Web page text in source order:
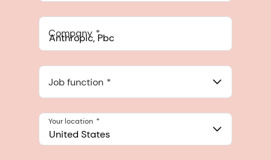
Company
548 Market St Pmb 90375, San Francisco, California, US
Job function
United States
Your location